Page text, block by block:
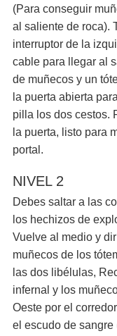
(Para conseguir
al saliente de roca).
interruptor de la
cable para llegar al
de muñecos y un
la puerta abierta
pilla los dos cestos.
la puerta, listo para
portal.
NIVEL 2
Debes saltar a las
los hechizos de
Vuelve al medio y
muñecos de los
las dos libélulas,
infernal y los
Oeste por el
el escudo de